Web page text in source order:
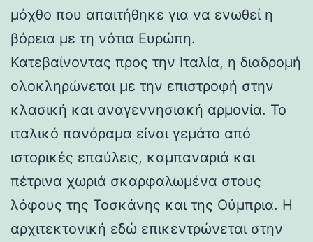
μόχθο που απαιτήθηκε για να ενωθεί η
βόρεια με τη νότια Ευρώπη.
Κατεβαίνοντας προς την Ιταλία, η διαδρομή
ολοκληρώνεται με την επιστροφή στην
κλασική και αναγεννησιακή αρμονία. Το
ιταλικό πανόραμα είναι γεμάτο από
ιστορικές επαύλεις, καμπαναριά και
πέτρινα χωριά σκαρφαλωμένα στους
λόφους της Τοσκάνης και της Ούμπρια. Η
αρχιτεκτονική εδώ επικεντρώνεται στην